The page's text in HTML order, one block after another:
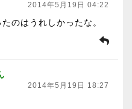
2014年5月19日 04:22
のはうれしかったな。
2014年5月19日 18:27